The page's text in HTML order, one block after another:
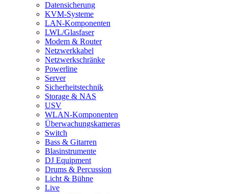
Datensicherung
KVM-Systeme
LAN-Komponenten
LWL/Glasfaser
Modem & Router
Netzwerkkabel
Netzwerkschränke
Powerline
Server
Sicherheitstechnik
Storage & NAS
USV
WLAN-Komponenten
Überwachungskameras
Switch
Bass & Gitarren
Blasinstrumente
DJ Equipment
Drums & Percussion
Licht & Bühne
Live